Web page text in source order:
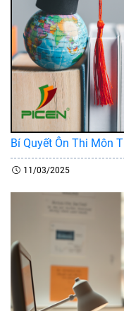
Bí Quyết Ôn Thi Môn
11/03/2025